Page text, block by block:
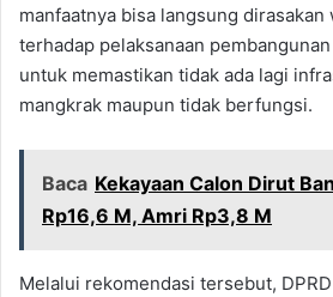
manfaatnya bisa langsung dirasakan
terhadap pelaksanaan
untuk memastikan tidak ada lagi
mangkrak maupun tidak berfungsi.
Baca Kekayaan Calon Dirut
Rp16,6 M, Amri Rp3,8 M
Melalui rekomendasi tersebut,